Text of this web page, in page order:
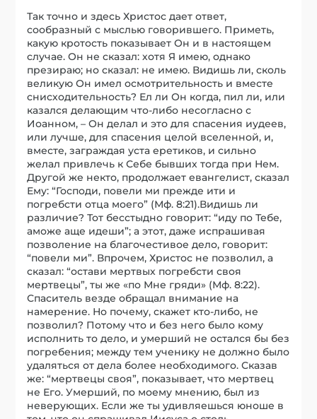
Так точно и здесь Христос дает ответ,
сообразный с мыслью говорившего. Приметь,
какую кротость показывает Он и в настоящем
случае. Он не сказал: хотя Я имею, однако
презираю; но сказал: не имею. Видишь ли, сколь
великую Он имел осмотрительность и вместе
снисходительность? Ел ли Он когда, пил ли, или
казался делающим что-либо несогласно с
Иоанном, – Он делал и это для спасения иудеев,
или лучше, для спасения целой вселенной, и,
вместе, заграждая уста еретиков, и сильно
желал привлечь к Себе бывших тогда при Нем.
Другой же некто, продолжает евангелист, сказал
Ему: “Господи, повели ми прежде ити и
погребсти отца моего” (Мф. 8:21).Видишь ли
различие? Тот бесстыдно говорит: “иду по Тебе,
аможе аще идеши”; а этот, даже испрашивая
позволение на благочестивое дело, говорит:
“повели ми”. Впрочем, Христос не позволил, а
сказал: “остави мертвых погребсти своя
мертвецы”, ты же «по Мне гряди» (Мф. 8:22).
Спаситель везде обращал внимание на
намерение. Но почему, скажет кто-либо, не
позволил? Потому что и без него было кому
исполнить то дело, и умерший не остался бы без
погребения; между тем ученику не должно было
удаляться от дела более необходимого. Сказав
же: “мертвецы своя”, показывает, что мертвец
не Его. Умерший, по моему мнению, был из
неверующих. Если же ты удивляешься юноше в